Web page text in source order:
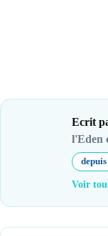
Ecrit
l'Eden
Voir